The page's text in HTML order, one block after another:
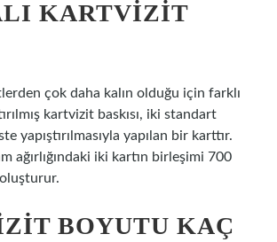
KARTVIZIT
çok daha kalın olduğu için farklı
kartvizit baskısı, iki standart
yapıştırılmasıyla yapılan bir karttır.
ağırlığındaki iki kartın birleşimi 700
BOYUTU KAÇ